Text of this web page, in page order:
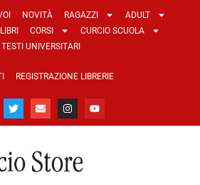
NOVITÀ RAGAZZI
ADULT
CORSI
CURCIO SCUOLA
TESTI UNIVERSITARI
REGISTRAZIONE LIBRERIE